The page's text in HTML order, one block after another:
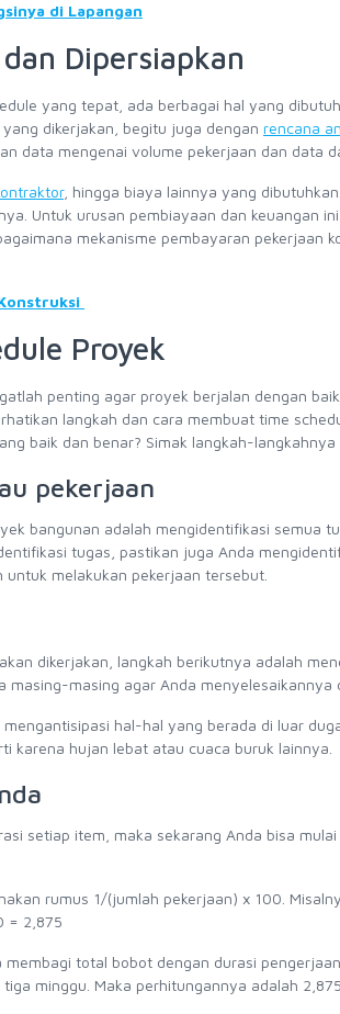
di Lapangan
Dipersiapkan
yang tepat, ada berbagai hal yang
dikerjakan, begitu juga dengan rencana
data mengenai volume pekerjaan dan data
, hingga biaya lainnya yang
Untuk urusan pembiayaan dan keuangan
mekanisme pembayaran pekerjaan
Proyek
penting agar proyek berjalan dengan
langkah dan cara membuat time
baik dan benar? Simak langkah-langkahnya
pekerjaan
bangunan adalah mengidentifikasi semua
tugas, pastikan juga Anda
melakukan pekerjaan tersebut.
dikerjakan, langkah berikutnya adalah
masing agar Anda menyelesaikannya
hal-hal yang berada di luar
karena hujan lebat atau cuaca buruk lainnya.
setiap item, maka sekarang Anda bisa
rumus 1/(jumlah pekerjaan) x 100.
= 2,875
total bobot dengan durasi
minggu. Maka perhitungannya adalah